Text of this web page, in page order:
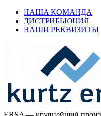
НАША КОМАНДА
ДИСТРИБЬЮЦИЯ
НАШИ РЕКВИЗИТЫ
ERSA — крупнейший